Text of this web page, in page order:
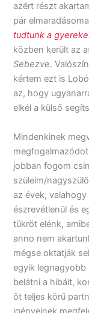
azért részt
pár
tudtunk a
közben került az
Sebezve.
kértem ezt is
az, hogy
elkél a külső
Mindenkinek
jobban fogom
szüleim/
az évek,
észrevétlenül és
tükröt elénk,
anno nem
mégse oktatják
egyik legnagyobb
belátni a hibáit,
őt teljes körű